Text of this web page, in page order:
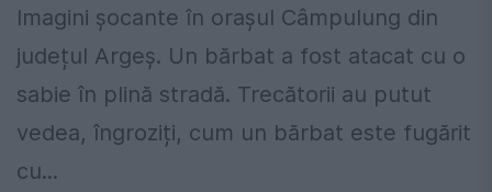
Imagini șocante în orașul Câmpulung din
județul Argeș. Un bărbat a fost atacat cu o
sabie în plină stradă. Trecătorii au putut
vedea, îngroziți, cum un bărbat este fugărit
cu...